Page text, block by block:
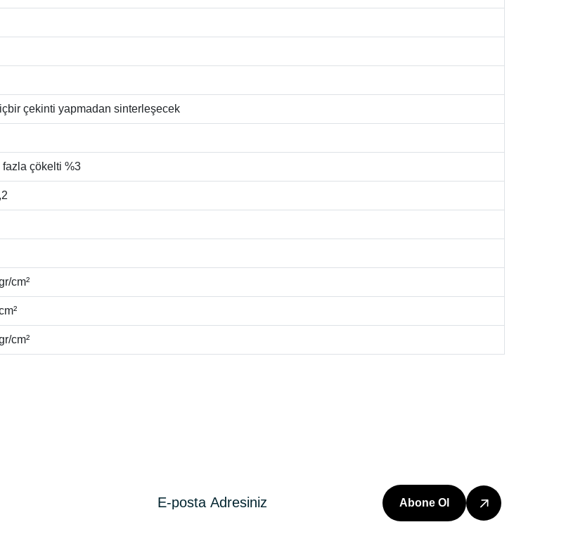
çekinti yapmadan sinterleşecek
fazla çökelti %3
cm²
cm²
Abone Ol